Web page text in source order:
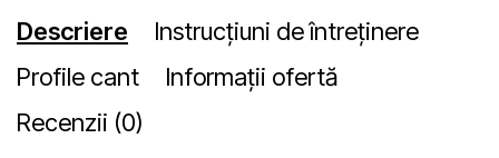
Descriere
Instrucțiuni de întreținere
Profile cant
Informații ofertă
Recenzii (0)